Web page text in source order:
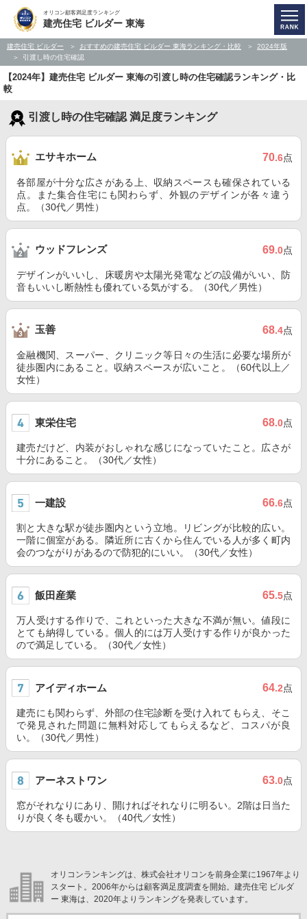
オリコン顧客満足度ランキング
建売住宅 ビルダー 東海
建売住宅 ビルダー おすすめの建売住宅 ビルダー 東海ランキング・比較
2024年版
引渡し時の住宅確認
【2024年】建売住宅 ビルダー 東海の引渡し時の住宅確認ランキング・比
較
引渡し時の住宅確認 満足度ランキング
エサキホーム 70.6点
各部屋が十分な広さがある上、収納スペースも確保されている
点。また集合住宅にも関わらず、外観のデザインが各々違う
点。（30代／男性）
ウッドフレンズ 69.0点
デザインがいいし、床暖房や太陽光発電などの設備がいい、防
音もいいし断熱性も優れている気がする。（30代／男性）
玉善 68.4点
金融機関、スーパー、クリニック等日々の生活に必要な場所が
徒歩圏内にあること。収納スペースが広いこと。（60代以上／
女性）
東栄住宅 68.0点
建売だけど、内装がおしゃれな感じになっていたこと。広さが
十分にあること。（30代／女性）
一建設 66.6点
割と大きな駅が徒歩圏内という立地。リビングが比較的広い。
一階に個室がある。隣近所に古くから住んでいる人が多く町内
会のつながりがあるので防犯的にいい。（30代／女性）
飯田産業 65.5点
万人受けする作りで、これといった大きな不満が無い。値段に
とても納得している。個人的には万人受けする作りが良かった
ので満足している。（30代／女性）
アイディホーム 64.2点
建売にも関わらず、外部の住宅診断を受け入れてもらえ、そこ
で発見された問題に無料対応してもらえるなど、コスパが良
い。（30代／男性）
アーネストワン 63.0点
窓がそれなりにあり、開ければそれなりに明るい。2階は日当た
りが良く冬も暖かい。（40代／女性）
オリコンランキングは、株式会社オリコンを前身企業に1967年より
スタート。2006年からは顧客満足度調査を開始。建売住宅 ビルダ
ー 東海は、2020年よりランキングを発表しています。